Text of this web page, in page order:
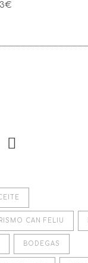
3€
CAN FELIU
BODEGAS